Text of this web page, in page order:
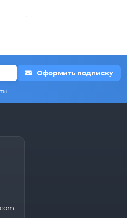
Оформить подписку